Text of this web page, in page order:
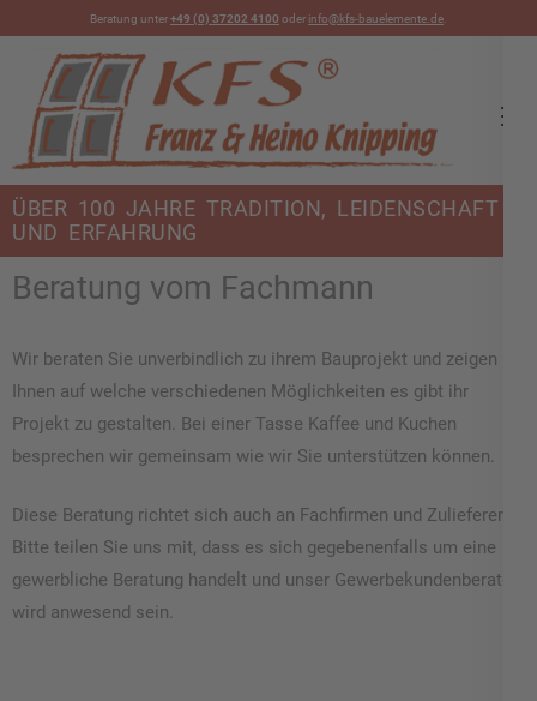
Beratung unter+49 (0) 37202 4100 oder info@kfs-bauelemente.de
KFS Bauelemente
ÜBER 100 JAHRE TRADITION, LEIDENSCHAFT
UND ERFAHRUNG
Beratung vom Fachmann
Wir beraten Sie unverbindlich zu ihrem Bauprojekt und zeigen
Ihnen auf welche verschiedenen Möglichkeiten es gibt ihr
Projekt zu gestalten. Bei einer Tasse Kaffee und Kuchen
besprechen wir gemeinsam wie wir Sie unterstützen können.
Diese Beratung richtet sich auch an Fachfirmen und Zulieferer.
Bitte teilen Sie uns mit, dass es sich gegebenenfalls um eine
gewerbliche Beratung handelt und unser Gewerbekundenberater
wird anwesend sein.